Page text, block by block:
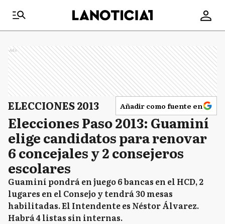
Ads
ELECCIONES 2013 Añadir como fuente en
Elecciones Paso 2013: Guaminí
elige candidatos para renovar
6 concejales y 2 consejeros
escolares
Guaminí pondrá en juego 6 bancas en el HCD, 2
lugares en el Consejo y tendrá 30 mesas
habilitadas. El Intendente es Néstor Álvarez.
Habrá 4 listas sin internas.